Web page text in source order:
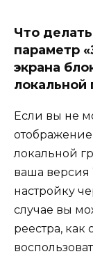
Что
параметр
экрана
локальной
Если вы не
локальной
ваша версия
настройку
случае вы
реестра,